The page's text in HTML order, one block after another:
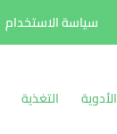
سياسة الاستخدام
الأدوية التغذية